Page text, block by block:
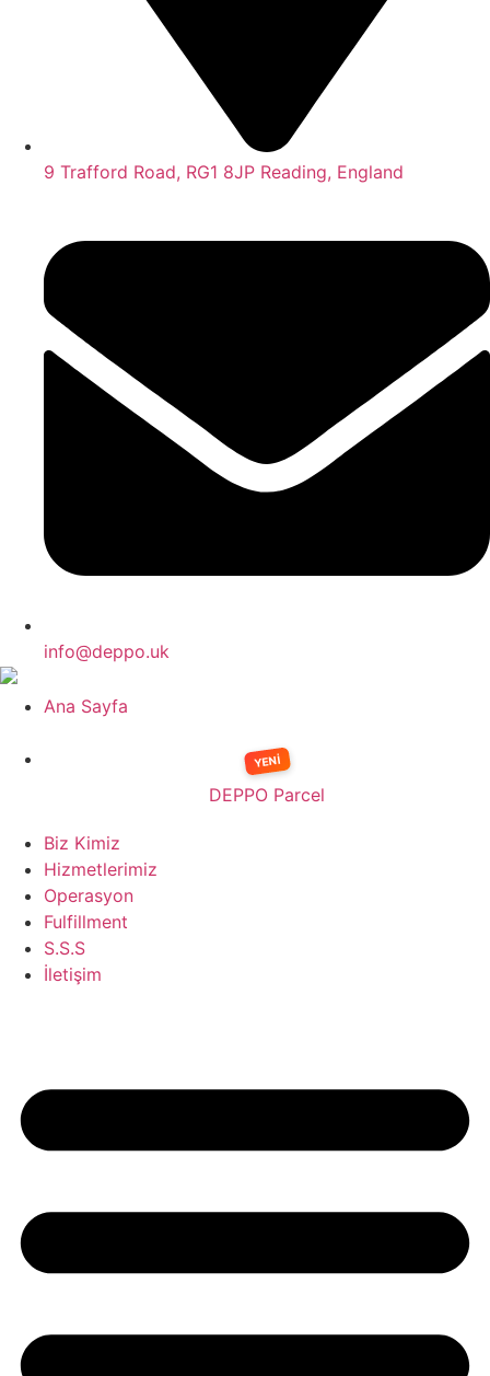
9 Trafford Road, RG1 8JP Reading, England
info@deppo.uk
Ana Sayfa
DEPPO Parcel
Biz Kimiz
Hizmetlerimiz
Operasyon
Fulfillment
S.S.S
İletişim